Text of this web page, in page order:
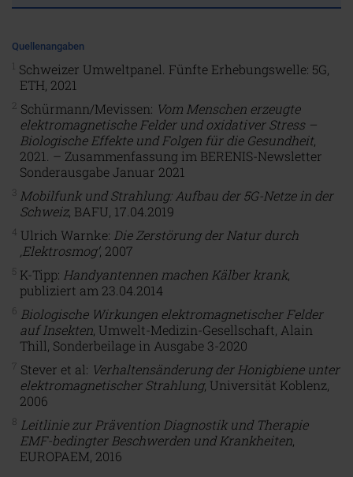
Quellenangaben
1 Schweizer Umweltpanel. Fünfte Erhebungswelle: 5G,
ETH, 2021
Schürmann/Mevissen: Vom Menschen erzeugte
elektromagnetische Felder und oxidativer Stress –
Biologische Effekte und Folgen für die Gesundheit,
2021. – Zusammenfassung im BERENIS-Newsletter
Sonderausgabe Januar 2021
3 Mobilfunk und Strahlung: Aufbau der 5G-Netze in der
Schweiz, BAFU, 17.04.2019
4 Ulrich Warnke: Die Zerstörung der Natur durch
‚Elektrosmog‘, 2007
5 K-Tipp: Handyantennen machen Kälber krank,
publiziert am 23.04.2014
6 Biologische Wirkungen elektromagnetischer Felder
auf Insekten, Umwelt-Medizin-Gesellschaft, Alain
Thill, Sonderbeilage in Ausgabe 3-2020
Stever et al: Verhaltensänderung der Honigbiene unter
elektromagnetischer Strahlung, Universität Koblenz,
2006
8 Leitlinie zur Prävention Diagnostik und Therapie
EMF-bedingter Beschwerden und Krankheiten,
EUROPAEM, 2016